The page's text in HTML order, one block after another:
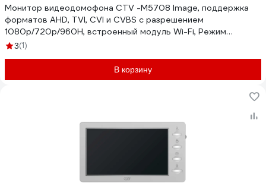
Монитор видеодомофона CTV -M5708 Image, поддержка
форматов AHD, TVI, CVI и CVBS с разрешением
1080p/720p/960H, встроенный модуль Wi-Fi, Режим
"Картина" с демонстрацией загруженных изображений. 3
3(1)
В корзину